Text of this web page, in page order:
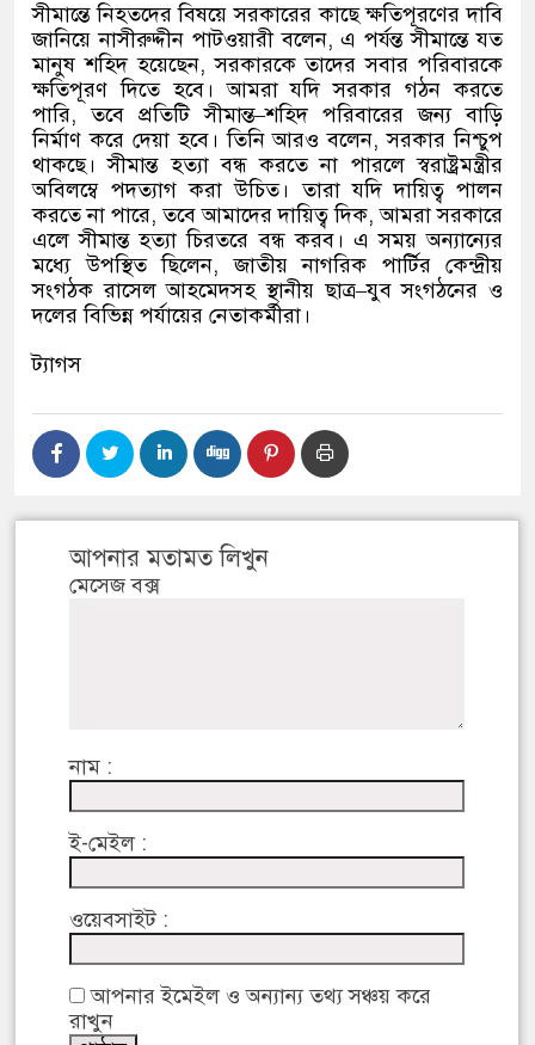
সীমান্তে নিহতদের বিষয়ে সরকারের কাছে ক্ষতিপূরণের দাবি
জানিয়ে নাসীরুদ্দীন পাটওয়ারী বলেন,এ পর্যন্ত সীমান্তে যত
মানুষ শহিদ হয়েছেন,সরকারকে তাদের সবার পরিবারকে
ক্ষতিপূরণ দিতে হবে। আমরা যদি সরকার গঠন করতে
পারি,তবে প্রতিটি সীমান্ত–শহিদ পরিবারের জন্য বাড়ি
নির্মাণ করে দেয়া হবে। তিনি আরও বলেন,সরকার নিশ্চুপ
থাকছে। সীমান্ত হত্যা বন্ধ করতে না পারলে স্বরাষ্ট্রমন্ত্রীর
অবিলম্বে পদত্যাগ করা উচিত। তারা যদি দায়িত্ব পালন
করতে না পারে,তবে আমাদের দায়িত্ব দিক,আমরা সরকারে
এলে সীমান্ত হত্যা চিরতরে বন্ধ করব। এ সময় অন্যান্যের
মধ্যে উপস্থিত ছিলেন,জাতীয় নাগরিক পার্টির কেন্দ্রীয়
সংগঠক রাসেল আহমেদসহ স্থানীয় ছাত্র–যুব সংগঠনের ও
দলের বিভিন্ন পর্যায়ের নেতাকর্মীরা।
ট্যাগস
আপনার মতামত লিখুন
মেসেজ বক্স
নাম :
ই-মেইল :
ওয়েবসাইট :
আপনার ইমেইল ও অন্যান্য তথ্য সঞ্চয় করে
রাখুন